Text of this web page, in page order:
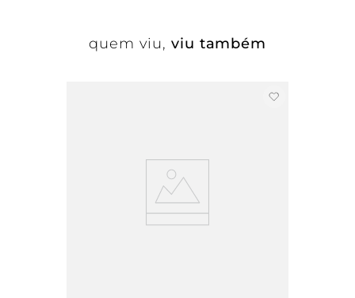
quem viu, viu também